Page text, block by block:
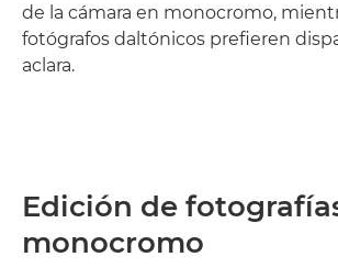
de la cámara en monocromo,
fotógrafos daltónicos prefieren
aclara.
Edición de
monocromo